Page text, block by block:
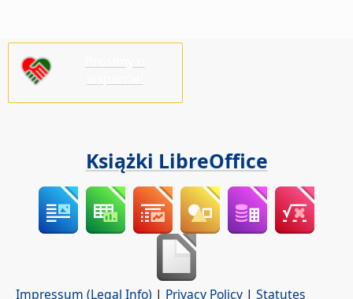
Książki LibreOffice
Impressum (Legal Info) | Privacy Policy | Statutes